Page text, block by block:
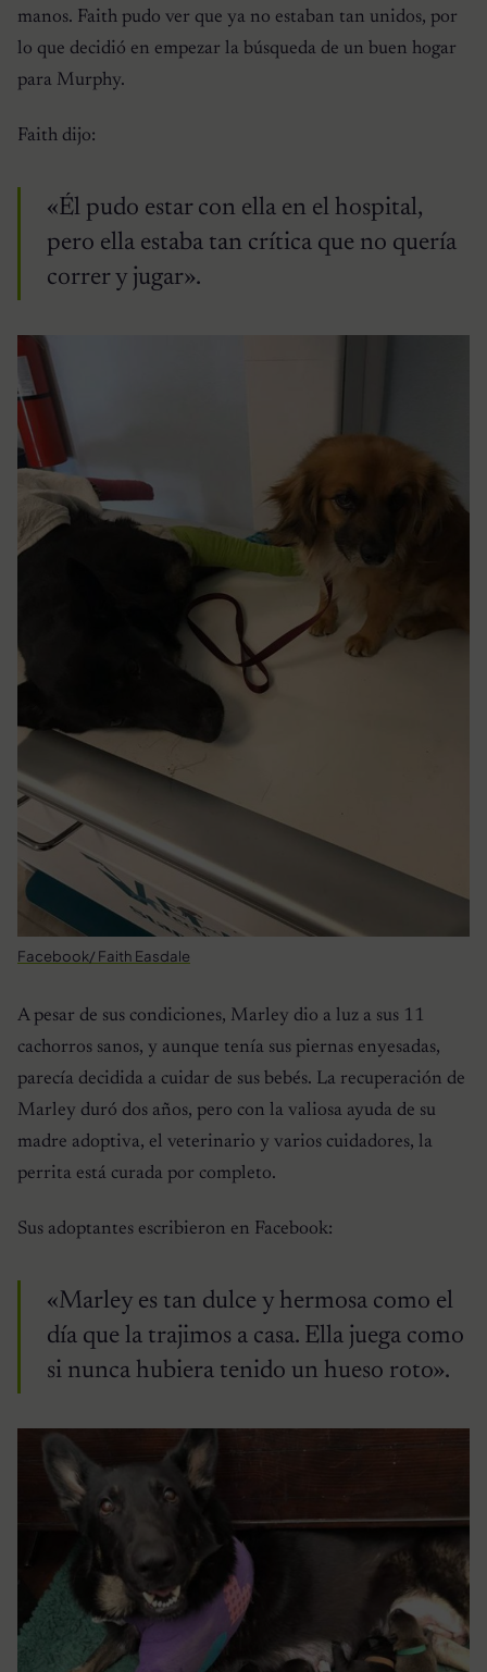
manos. Faith pudo ver que ya no estaban tan unidos, por
lo que decidió en empezar la búsqueda de un buen hogar
para Murphy.
Faith dijo:
«Él pudo estar con ella en el hospital,
pero ella estaba tan crítica que no quería
correr y jugar».
Facebook/ Faith Easdale
A pesar de sus condiciones, Marley dio a luz a sus 11
cachorros sanos, y aunque tenía sus piernas enyesadas,
parecía decidida a cuidar de sus bebés. La recuperación de
Marley duró dos años, pero con la valiosa ayuda de su
madre adoptiva, el veterinario y varios cuidadores, la
perrita está curada por completo.
Sus adoptantes escribieron en Facebook:
«Marley es tan dulce y hermosa como el
día que la trajimos a casa. Ella juega como
si nunca hubiera tenido un hueso roto».